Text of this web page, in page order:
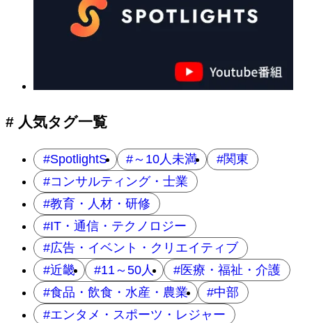
ン
# 人気タグ一覧
SpotlightS ～10人未満
関東
コンサルティング・士業
教育・人材・研修
IT・通信・テクノロジー
広告・イベント・クリエイティブ
近畿
11～50人
医療・福祉・介護
食品・飲食・水産・農業
中部
エンタメ・スポーツ・レジャー